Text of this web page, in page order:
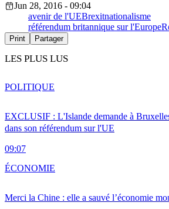
Jun 28, 2016 - 09:04
avenir de l'UEBrexitnationalisme
référendum britannique sur l'Europe
Print Partager
LES PLUS LUS
EXCLUSIF : L'Islande demande à
dans son référendum sur l'UE
09:07
POLITIQUE
Merci la Chine : elle a sauvé l’économie
ÉCONOMIE